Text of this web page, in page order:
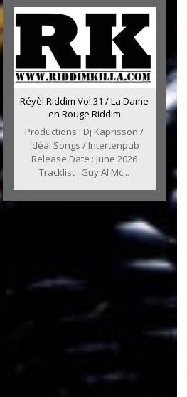
Réyèl Riddim Vol.31 / La Dame
en Rouge Riddim
Productions : Dj Kaprisson /
Idéal Songs / Intertenpub
Release Date : June 2026
Tracklist : Guy Al Mc...